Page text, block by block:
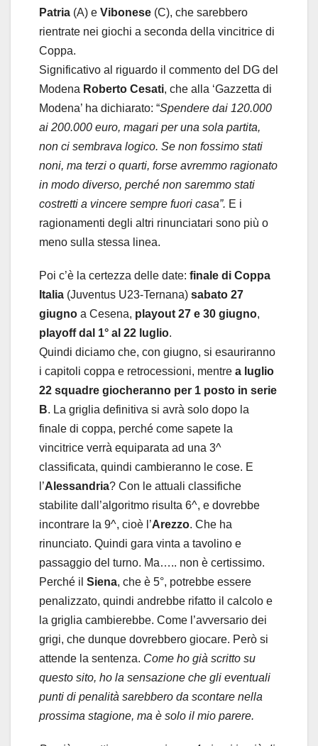
Patria (A) e Vibonese (C), che sarebbero
rientrate nei giochi a seconda della vincitrice di
Coppa.
Significativo al riguardo il commento del DG del
Modena Roberto Cesati, che alla ‘Gazzetta di
Modena’ ha dichiarato: “Spendere dai 120.000
ai 200.000 euro, magari per una sola partita,
non ci sembrava logico. Se non fossimo stati
noni, ma terzi o quarti, forse avremmo ragionato
in modo diverso, perché non saremmo stati
costretti a vincere sempre fuori casa”. E i
ragionamenti degli altri rinunciatari sono più o
meno sulla stessa linea.
Poi c’è la certezza delle date: finale di Coppa
Italia (Juventus U23-Ternana) sabato 27
giugno a Cesena, playout 27 e 30 giugno,
playoff dal 1° al 22 luglio.
Quindi diciamo che, con giugno, si esauriranno
i capitoli coppa e retrocessioni, mentre a luglio
22 squadre giocheranno per 1 posto in serie
B. La griglia definitiva si avrà solo dopo la
finale di coppa, perché come sapete la
vincitrice verrà equiparata ad una 3^
classificata, quindi cambieranno le cose. E
l’Alessandria? Con le attuali classifiche
stabilite dall’algoritmo risulta 6^, e dovrebbe
incontrare la 9^, cioè l’Arezzo. Che ha
rinunciato. Quindi gara vinta a tavolino e
passaggio del turno. Ma….. non è certissimo.
Perché il Siena, che è 5°, potrebbe essere
penalizzato, quindi andrebbe rifatto il calcolo e
la griglia cambierebbe. Come l’avversario dei
grigi, che dunque dovrebbero giocare. Però si
attende la sentenza. Come ho già scritto su
questo sito, ho la sensazione che gli eventuali
punti di penalità sarebbero da scontare nella
prossima stagione, ma è solo il mio parere.